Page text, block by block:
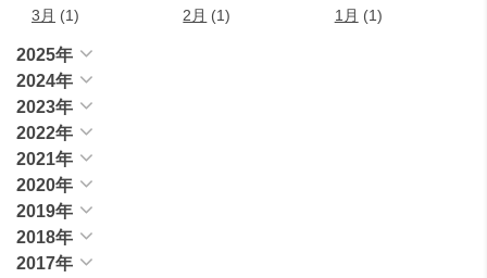
3月 (1) 2月 (1) 1月 (1)
2025年
2024年
2023年
2022年
2021年
2020年
2019年
2018年
2017年